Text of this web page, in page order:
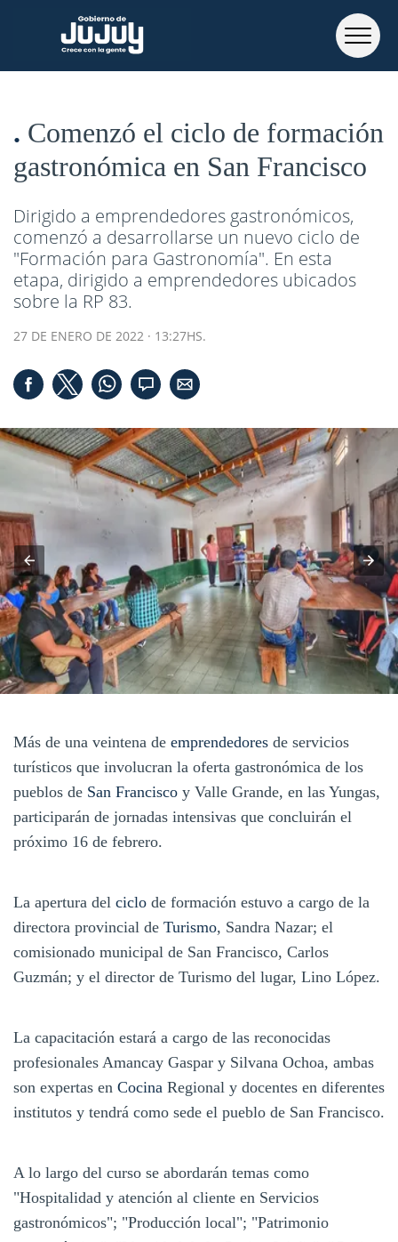
Comenzó el ciclo de formación
gastronómica en San Francisco
Dirigido a emprendedores gastronómicos,
comenzó a desarrollarse un nuevo ciclo de
"Formación para Gastronomía". En esta
etapa, dirigido a emprendedores ubicados
sobre la RP 83.
27 DE ENERO DE 2022 · 13:27HS.
Más de una veintena de emprendedores de servicios
turísticos que involucran la oferta gastronómica de los
pueblos de San Francisco y Valle Grande, en las Yungas,
participarán de jornadas intensivas que concluirán el
próximo 16 de febrero.
La apertura del ciclo de formación estuvo a cargo de la
directora provincial de Turismo, Sandra Nazar; el
comisionado municipal de San Francisco, Carlos
Guzmán; y el director de Turismo del lugar, Lino López.
La capacitación estará a cargo de las reconocidas
profesionales Amancay Gaspar y Silvana Ochoa, ambas
son expertas en Cocina Regional y docentes en diferentes
institutos y tendrá como sede el pueblo de San Francisco.
A lo largo del curso se abordarán temas como
"Hospitalidad y atención al cliente en Servicios
gastronómicos"; "Producción local"; "Patrimonio